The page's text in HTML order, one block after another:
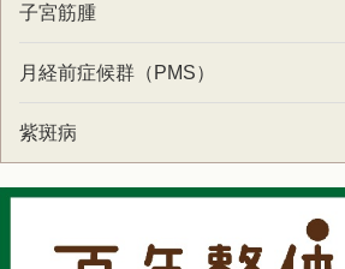
子宮筋腫
月経前症候群（PMS）
紫斑病